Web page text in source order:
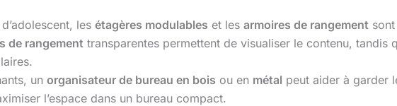
les étagères modulables et les armoires de rangement
de rangement transparentes permettent de visualiser le contenu, tandis
un organisateur de bureau en bois ou en métal peut aider à garder
l’espace dans un bureau compact.